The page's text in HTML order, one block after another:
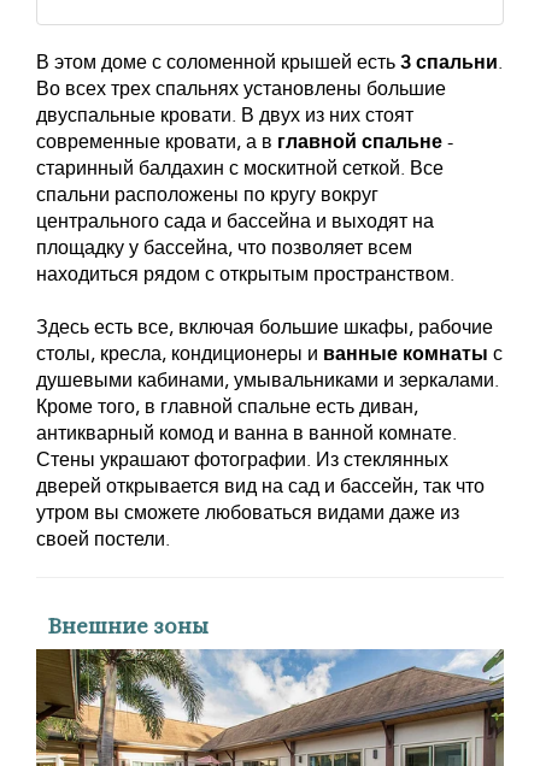
В этом доме с соломенной крышей есть3 спальни.
Во всех трех спальнях установлены большие
двуспальные кровати. В двух из них стоят
современные кровати, а в главной спальне-
старинный балдахин с москитной сеткой. Все
спальни расположены по кругу вокруг
центрального сада и бассейна и выходят на
площадку у бассейна, что позволяет всем
находиться рядом с открытым пространством.
Здесь есть все, включая большие шкафы, рабочие
столы, кресла, кондиционеры и ванные комнаты с
душевыми кабинами, умывальниками и зеркалами.
Кроме того, в главной спальне есть диван,
антикварный комод и ванна в ванной комнате.
Стены украшают фотографии. Из стеклянных
дверей открывается вид на сад и бассейн, так что
утром вы сможете любоваться видами даже из
своей постели.
Внешние зоны